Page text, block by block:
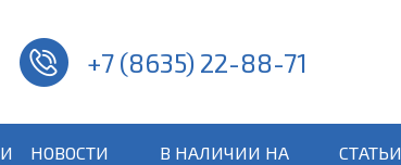
+7 (8635) 22-88-71
НОВОСТИ
В НАЛИЧИИ НА
СТАТЬИ